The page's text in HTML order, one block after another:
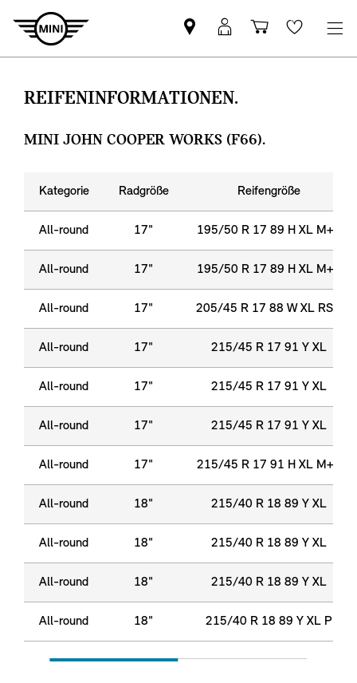
MINI
Partner
Mein
MINI
Wishlist
REIFENINFORMATIONEN.
MINI JOHN COOPER WORKS (F66).
Kategorie Radgröße Reifengröße
All-round 17" 195/50 R 17 89 H XL M+S
All-round 17" 195/50 R 17 89 H XL M+S
All-round 17" 205/45 R 17 88 W XL RSC
All-round 17" 215/45 R 17 91 Y XL
All-round 17" 215/45 R 17 91 Y XL
All-round 17" 215/45 R 17 91 Y XL
All-round 17" 215/45 R 17 91 H XL M+S
All-round 18" 215/40 R 18 89 Y XL
All-round 18" 215/40 R 18 89 Y XL
All-round 18" 215/40 R 18 89 Y XL
All-round 18" 215/40 R 18 89 Y XL P